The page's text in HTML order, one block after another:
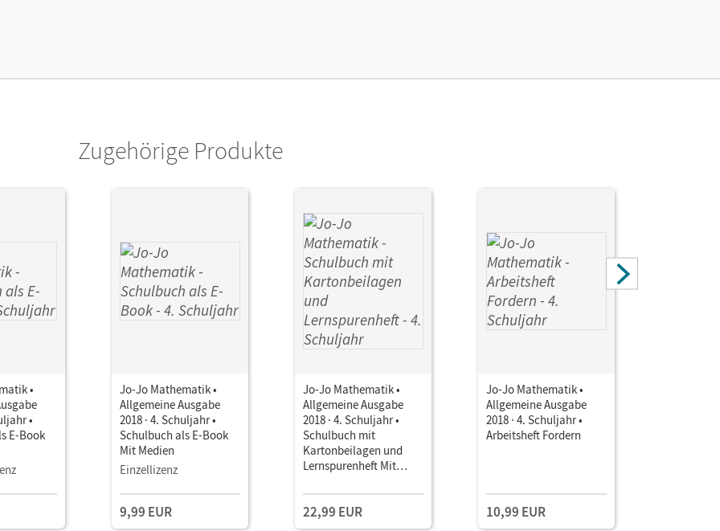
Cornelsen Verlag
Zugehörige Produkte
•
•
E-Book
Jo-Jo Mathematik •
Allgemeine Ausgabe
2018 · 4. Schuljahr •
Schulbuch als E-Book
Mit Medien
Einzellizenz
9,99 EUR
Jo-Jo Mathematik •
Allgemeine Ausgabe
2018 · 4. Schuljahr •
Schulbuch mit
Kartonbeilagen und
Lernspurenheft Mit
22,99 EUR
Jo-Jo Mathematik •
Allgemeine Ausgabe
2018 · 4. Schuljahr •
Arbeitsheft Fordern
10,99 EUR